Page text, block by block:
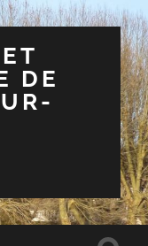
DE